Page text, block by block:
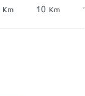
Km 10 Km